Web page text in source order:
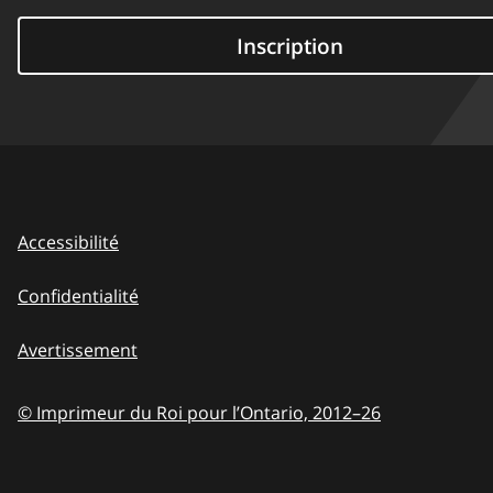
Inscription
Accessibilité
Confidentialité
Avertissement
© Imprimeur du Roi pour l’Ontario, 2012–26